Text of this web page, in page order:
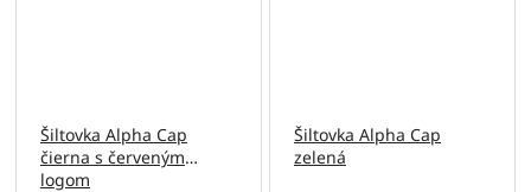
Šiltovka Alpha Cap
čierna s červeným
logom
Šiltovka Alpha Cap
zelená